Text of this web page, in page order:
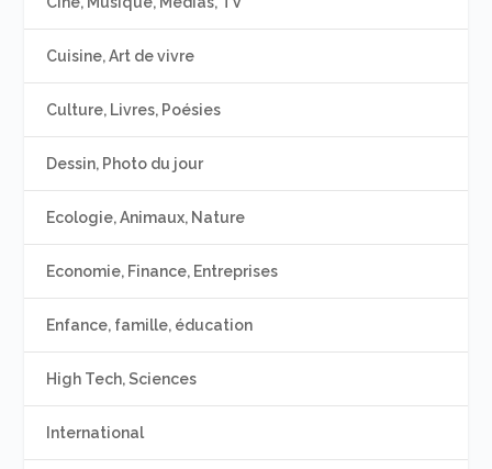
Cuisine, Art de vivre
Culture, Livres, Poésies
Dessin, Photo du jour
Ecologie, Animaux, Nature
Economie, Finance, Entreprises
Enfance, famille, éducation
High Tech, Sciences
International